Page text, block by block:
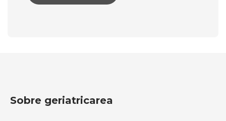
Sobre geriatricarea